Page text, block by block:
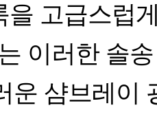
을 고급스럽
이러한 솔
운 샴브레이